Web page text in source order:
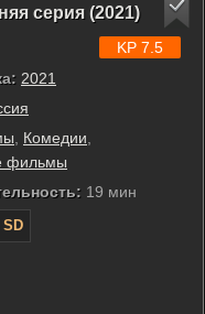
серия (2021)
2021
Комедии
фильмы
19 мин
SD
KP 7.5